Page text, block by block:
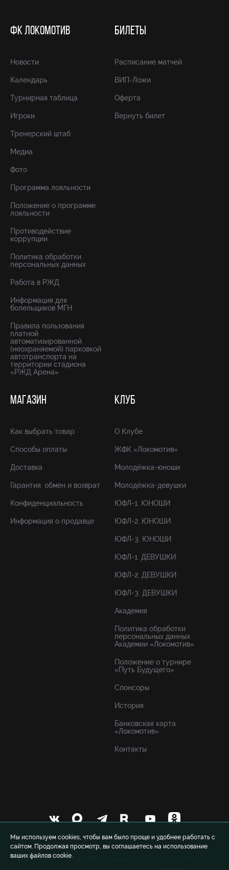
Мы используем cookies, чтобы вам было проще и удобнее работать с
сайтом. Продолжая просмотр, вы соглашаетесь на использование
ваших файлов cookie.
ФК ЛОКОМОТИВ
Новости
Календарь
Турнирная таблица
Игроки
Тренерский штаб
Медиа
Фото
Программа лояльности
Положение о программе
лояльности
Противодействие
коррупции
Политика обработки
персональных данных
Работа в РЖД
Информация для
болельщиков МГН
Правила пользования
платной
автоматизированной
(неохраняемой) парковкой
автотранспорта на
территории стадиона
«РЖД Арена»
БИЛЕТЫ
Расписание матчей
ВИП-Ложи
Оферта
Вернуть билет
МАГАЗИН
Как выбрать товар
Способы оплаты
Доставка
Гарантия, обмен и возврат
Конфиденциальность
Информация о продавце
КЛУБ
О Клубе
ЖФК «Локомотив»
Молодёжка-юноши
Молодёжка-девушки
ЮФЛ-1. ЮНОШИ
ЮФЛ-2. ЮНОШИ
ЮФЛ-3. ЮНОШИ
ЮФЛ-1. ДЕВУШКИ
ЮФЛ-2. ДЕВУШКИ
ЮФЛ-3. ДЕВУШКИ
Академия
Политика обработки
персональных данных
Академии «Локомотив»
Положение о турнире
«Путь Будущего»
Спонсоры
История
Банковская карта
«Локомотив»
Контакты
© 1999-2026 FCLM.RU Футбольный клуб «Локомотив»